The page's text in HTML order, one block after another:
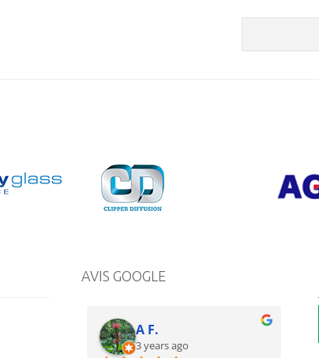
AVIS GOOGLE
A F.
3 years ago